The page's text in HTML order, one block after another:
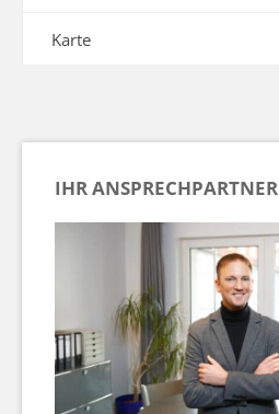
Karte
IHR ANSPRECHPARTNER